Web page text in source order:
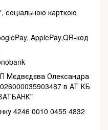
соціальною карткою
ApplePay,QR-код
Мєдвєдєва Олександра
в АТ КБ
4246 0010 0455 4832